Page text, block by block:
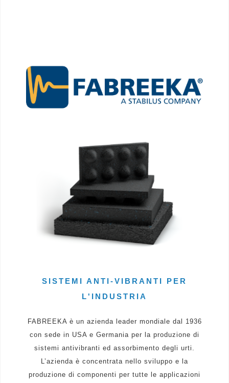
SISTEMI ANTI-VIBRANTI PER
L'INDUSTRIA
FABREEKA è un azienda leader mondiale dal 1936
con sede in USA e Germania per la produzione di
sistemi antivibranti ed assorbimento degli urti.
L’azienda è concentrata nello sviluppo e la
produzione di componenti per tutte le applicazioni